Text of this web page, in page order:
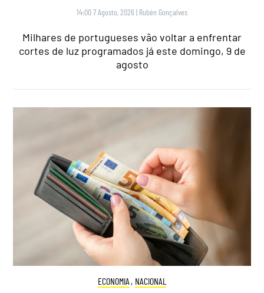
14:00 7 Agosto, 2026 | Rubén Gonçalves
Milhares de portugueses vão voltar a enfrentar
cortes de luz programados já este domingo, 9 de
agosto
ECONOMIA , NACIONAL